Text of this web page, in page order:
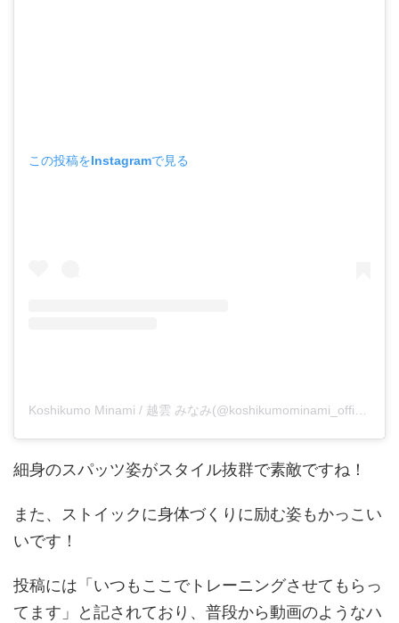
この投稿をInstagramで見る
Koshikumo Minami / 越雲 みなみ(@koshikumominami_official)がシェアした投稿
細身のスパッツ姿がスタイル抜群で素敵ですね！
また、ストイックに身体づくりに励む姿もかっこい
いです！
投稿には「いつもここでトレーニングさせてもらっ
てます」と記されており、普段から動画のようなハ